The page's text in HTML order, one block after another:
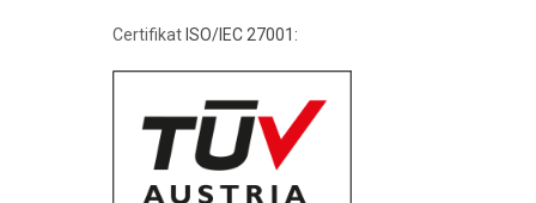
Certifikat ISO/IEC 27001: